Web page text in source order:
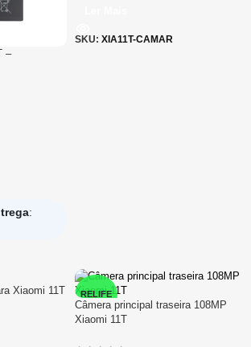
–
:
SKU: XIA11T-CAMAR
Xiaomi 11T
RELIFE
Câmera principal traseira 108MP
Xiaomi 11T